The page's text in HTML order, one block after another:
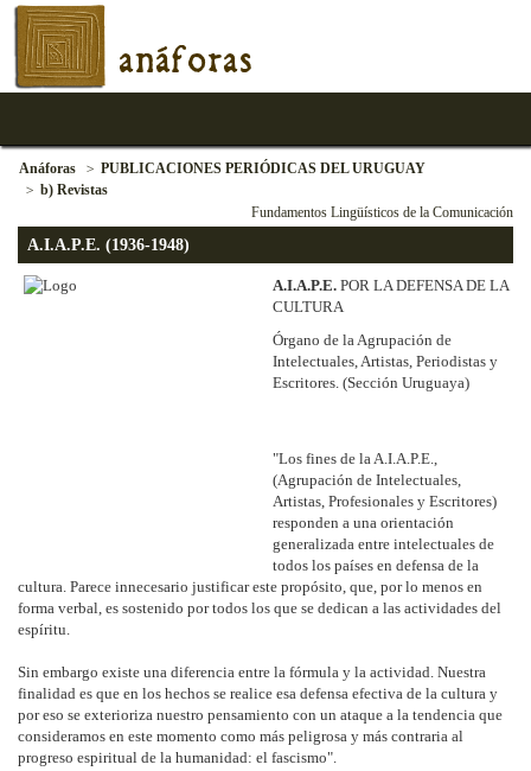
anáforas
Anáforas
PUBLICACIONES PERIÓDICAS DEL URUGUAY
b) Revistas
Fundamentos Lingüísticos de la Comunicación
A.I.A.P.E. (1936-1948)
A.I.A.P.E. POR LA DEFENSA DE LA
CULTURA
Órgano de la Agrupación de
Intelectuales, Artistas, Periodistas y
Escritores. (Sección Uruguaya)
"Los fines de la A.I.A.P.E.,
(Agrupación de Intelectuales,
Artistas, Profesionales y Escritores)
responden a una orientación
generalizada entre intelectuales de
todos los países en defensa de la
cultura. Parece innecesario justificar este propósito, que, por lo menos en
forma verbal, es sostenido por todos los que se dedican a las actividades del
espíritu.
Sin embargo existe una diferencia entre la fórmula y la actividad. Nuestra
finalidad es que en los hechos se realice esa defensa efectiva de la cultura y
por eso se exterioriza nuestro pensamiento con un ataque a la tendencia que
consideramos en este momento como más peligrosa y más contraria al
progreso espiritual de la humanidad: el fascismo".